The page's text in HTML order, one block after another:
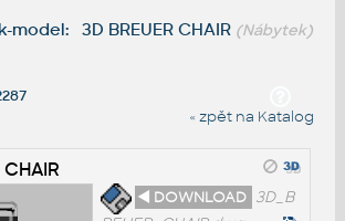
model: 3D BREUER CHAIR (Nábytek)
« zpět na Katalog
CHAIR
◄ DOWNLOAD 3D_B